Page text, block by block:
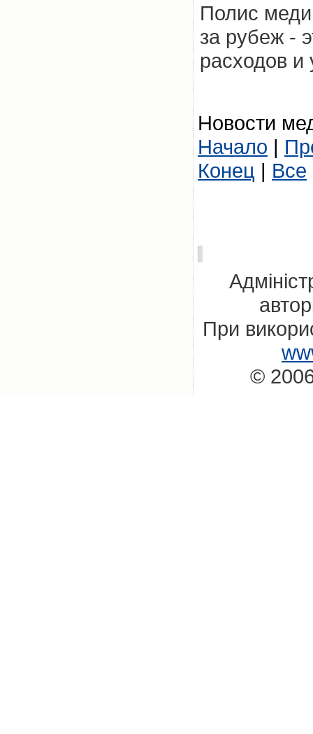
Полис
за рубеж -
расходов и
Новости
Начало |
Конец | Все
При
©